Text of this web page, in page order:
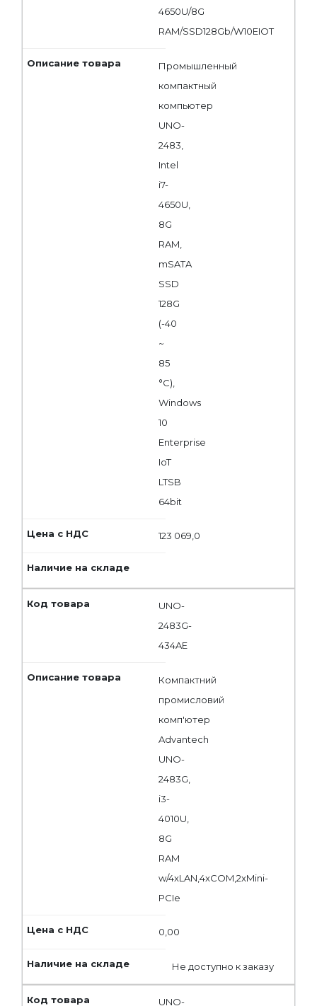
4650U/8G
RAM/SSD128Gb/W10EIOT
Промышленный
компактный
компьютер
UNO-
2483,
Intel
i7-
4650U,
8G
RAM,
mSATA
SSD
128G
(-40
~
85
°C),
Windows
10
Enterprise
IoT
LTSB
64bit
123 069,0
UNO-
2483G-
434AE
Компактний
промисловий
комп'ютер
Advantech
UNO-
2483G,
i3-
4010U,
8G
RAM
w/4xLAN,4xCOM,2xMini-
PCIe
0,00
Не доступно к заказу
UNO-